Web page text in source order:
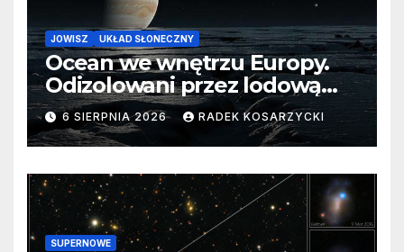
JOWISZ UKŁAD SŁONECZNY
Ocean we wnętrzu Europy.
Odizolowani przez lodową
barierę
6 SIERPNIA 2026 RADEK KOSARZYCKI
SUPERNOWE